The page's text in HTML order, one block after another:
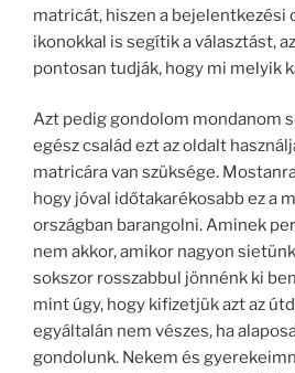
matricát, hiszen a bejelentkezési
ikonokkal is segítik a választást,
pontosan tudják, hogy mi melyik
Azt pedig gondolom mondanom
egész család ezt az oldalt
matricára van szüksége.
hogy jóval időtakarékosabb ez a
országban barangolni. Aminek
nem akkor, amikor nagyon
sokszor rosszabbul jönnénk ki
mint úgy, hogy kifizetjük azt az
egyáltalán nem vészes, ha
gondolunk. Nekem és